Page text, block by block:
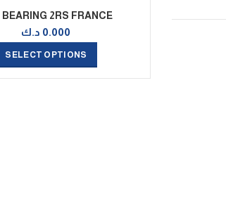
BEARING 2RS FRANCE
0.000 د.ك
SELECT OPTIONS